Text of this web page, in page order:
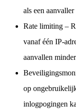
als een
Rate limiting –
vanaf één IP-
aanvallen
op
inlogpogingen